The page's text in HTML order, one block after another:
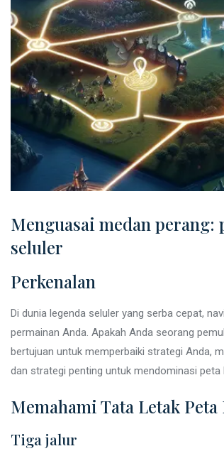
Menguasai medan
seluler
Perkenalan
Di dunia legenda seluler yang serba cepat,
permainan Anda. Apakah Anda seorang
bertujuan untuk memperbaiki strategi Anda,
dan strategi penting untuk mendominasi
Memahami Tata Letak
Tiga jalur